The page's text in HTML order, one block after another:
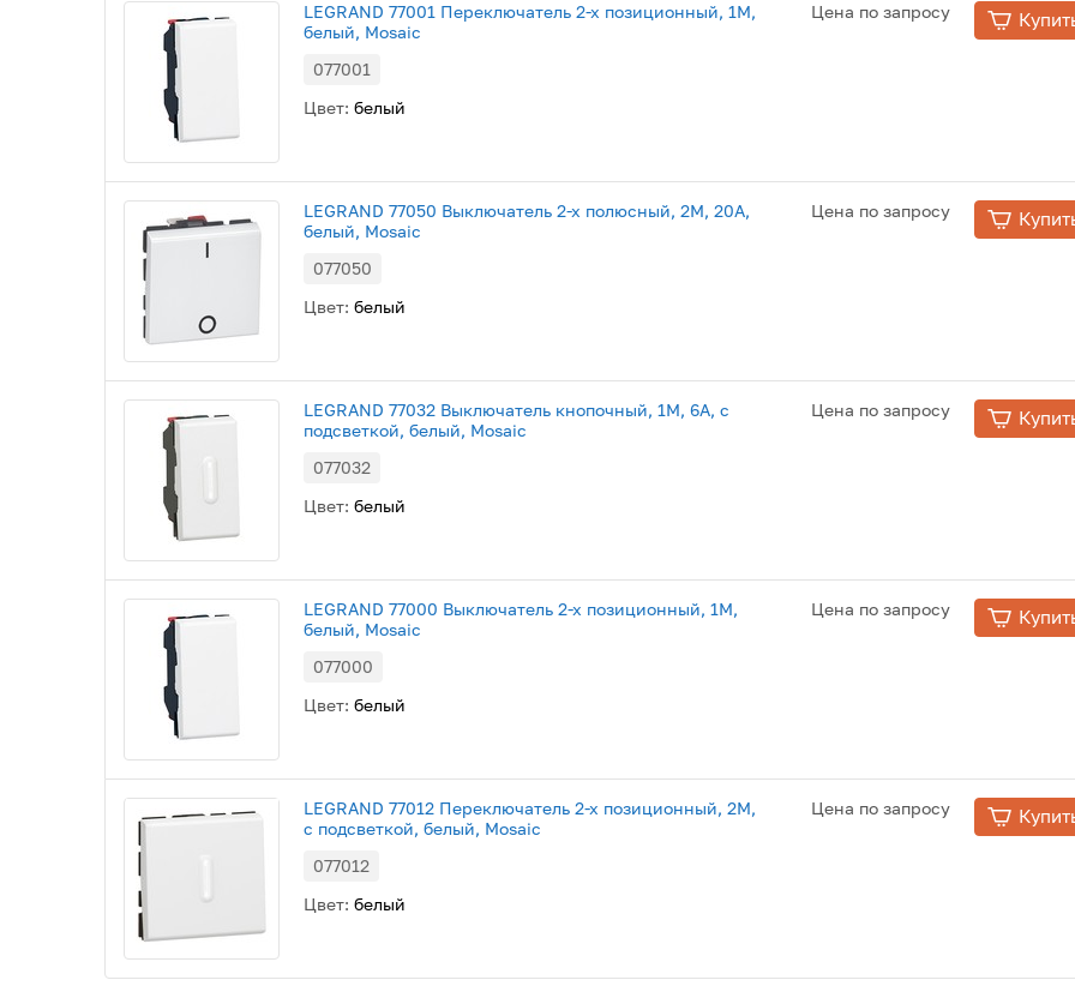
LEGRAND 77001 Переключатель 2-х позиционный, 1М,
белый, Mosaic
077001
Цвет: белый
Цена по запросу
LEGRAND 77050 Выключатель 2-х полюсный, 2М, 20А,
белый, Mosaic
077050
Цвет: белый
Цена по запросу
LEGRAND 77032 Выключатель кнопочный, 1M, 6А, с
подсветкой, белый, Mosaic
077032
Цвет: белый
Цена по запросу
LEGRAND 77000 Выключатель 2-х позиционный, 1М,
белый, Mosaic
077000
Цвет: белый
Цена по запросу
LEGRAND 77012 Переключатель 2-х позиционный, 2М,
с подсветкой, белый, Mosaic
077012
Цвет: белый
Цена по запросу